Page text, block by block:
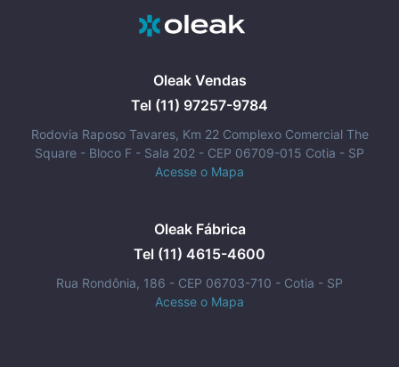
Oleak Vendas
Tel (11) 97257-9784
Rodovia Raposo Tavares, Km 22 Complexo Comercial The
Square - Bloco F - Sala 202 - CEP 06709-015 Cotia - SP
Acesse o Mapa
Oleak Fábrica
Tel (11) 4615-4600
Rua Rondônia, 186 - CEP 06703-710 - Cotia - SP
Acesse o Mapa